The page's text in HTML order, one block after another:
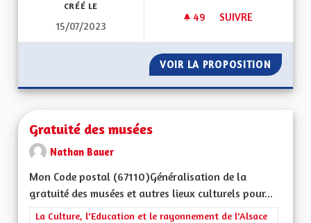
CRÉÉ LE
15/07/2023
49 49 ABONNÉS
SUIVRE
VOIR LA PROPOSITION
Gratuité des musées
Nathan Bauer
Mon Code postal (67110)Généralisation de la
gratuité des musées et autres lieux culturels pour...
Filtrer les résultats de la catégorie : La Culture, l'Education et
La Culture, l'Education et le rayonnement de l'Alsace